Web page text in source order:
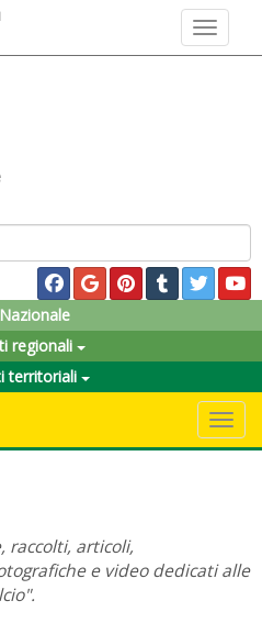
Toggle
regionali
territoriali
raccolti, articoli,
e video dedicati alle